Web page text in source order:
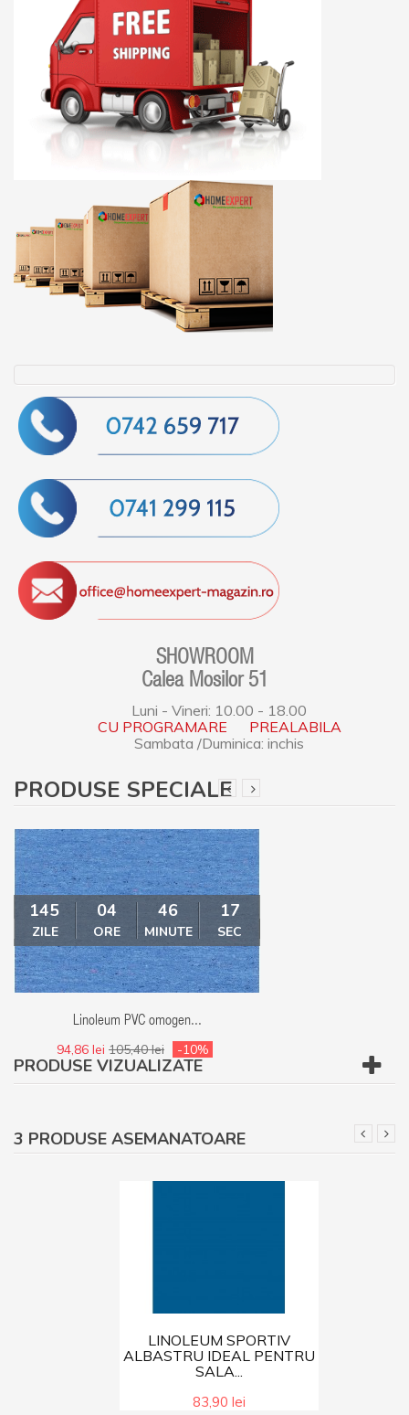
SHOWROOM
Calea Mosilor 51
Luni - Vineri: 10.00 - 18.00
CU PROGRAMARE PREALABILA
Sambata /Duminica: inchis
PRODUSE SPECIALE
145
ZILE
04
ORE
46
MINUTE
16
SEC
Linoleum PVC omogen...
94,86 lei 105,40 lei -10%
PRODUSE VIZUALIZATE
3 PRODUSE ASEMANATOARE
LINOLEUM SPORTIV
ALBASTRU IDEAL PENTRU
SALA...
83,90 lei